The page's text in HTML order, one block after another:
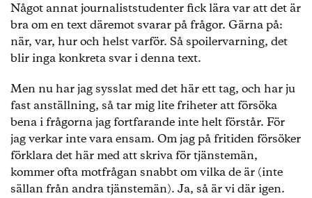
Något annat journaliststudenter fick lära var att det är
bra om en text däremot svarar på frågor. Gärna på:
när, var, hur och helst varför. Så spoilervarning, det
blir inga konkreta svar i denna text.
Men nu har jag sysslat med det här ett tag, och har ju
fast anställning, så tar mig lite friheter att försöka
bena i frågorna jag fortfarande inte helt förstår. För
jag verkar inte vara ensam. Om jag på fritiden försöker
förklara det här med att skriva för tjänstemän,
kommer ofta motfrågan snabbt om vilka de är (inte
sällan från andra tjänstemän). Ja, så är vi där igen.